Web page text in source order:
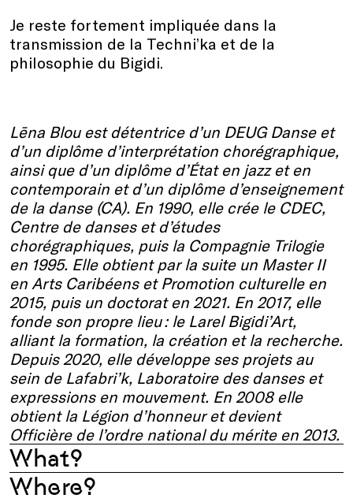
Je reste fortement impliquée dans la
transmission de la Techni’ka et de la
philosophie du Bigidi.
Lēna Blou est détentrice d’un DEUG Danse et
d’un diplôme d’interprétation chorégraphique,
ainsi que d’un diplôme d’État en jazz et en
contemporain et d’un diplôme d’enseignement
de la danse (CA). En 1990, elle crée le CDEC,
Centre de danses et d’études
chorégraphiques, puis la Compagnie Trilogie
en 1995. Elle obtient par la suite un Master II
en Arts Caribéens et Promotion culturelle en
2015, puis un doctorat en 2021. En 2017, elle
fonde son propre lieu : le Larel Bigidi’Art,
alliant la formation, la création et la recherche.
Depuis 2020, elle développe ses projets au
sein de Lafabri’k, Laboratoire des danses et
expressions en mouvement. En 2008 elle
obtient la Légion d’honneur et devient
Officière de l’ordre national du mérite en 2013.
What?
Where?